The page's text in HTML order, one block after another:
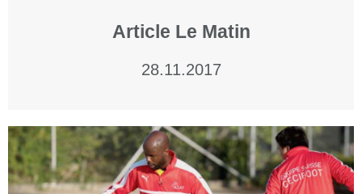
Article Le Matin
28.11.2017